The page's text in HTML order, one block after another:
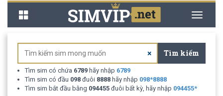
Toggle
Toggle
× Tìm kiếm
Tìm sim có chứa 6789 hãy nhập 6789
Tìm sim có đầu 098 đuôi 8888 hãy nhập 098*8888
Tìm sim bắt đầu bằng 094455 đuôi bất kỳ, hãy nhập 094455*